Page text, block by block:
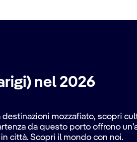
nel 2026
mozzafiato, scopri
da questo porto offrono
città. Scopri il mondo con noi.